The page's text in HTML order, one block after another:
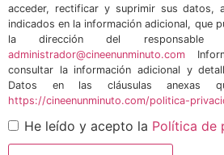
acceder, rectificar y suprimir sus datos,
indicados en la información adicional, que
la dirección del responsable
administrador@cineenunminuto.com
consultar la información adicional y
Datos en las cláusulas anexas
https://cineenunminuto.com/politica-
He leído y acepto la Política de